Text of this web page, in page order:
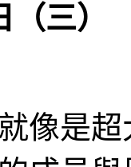
（三）
像是